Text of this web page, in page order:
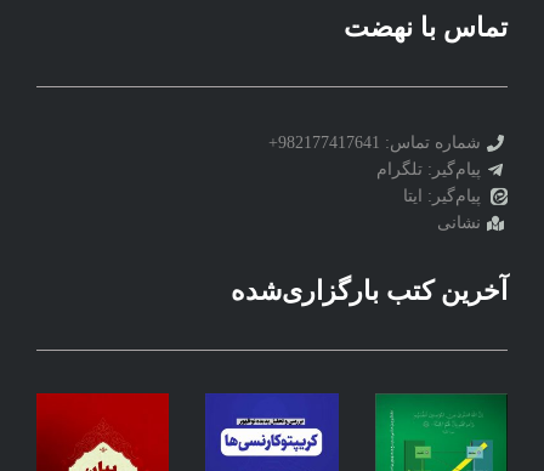
تماس با نهضت
شماره تماس: 982177417641+
پیام‌گیر: تلگرام
پیام‌گیر: ایتا
نشانی
آخرین کتب بارگزاری‌شده